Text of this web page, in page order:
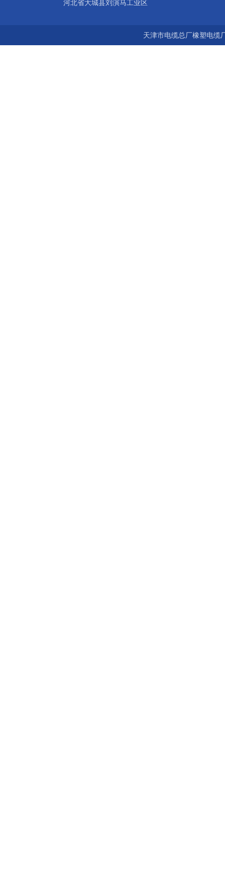
河北省大城县刘演马工业区
天津市电缆总厂橡塑电